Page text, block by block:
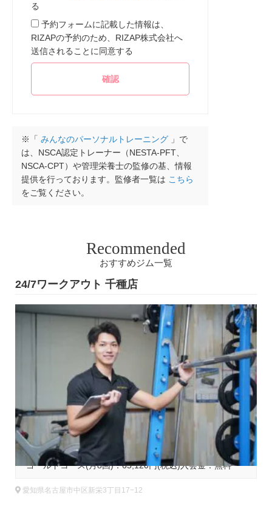
る
予約フォームに記載した情報は、
RIZAPの予約のため、RIZAP株式会社へ
送信されることに同意する
※「 みんなのパーソナルトレーニング 」で
は、NSCA認定トレーナー（NESTA-PFT、
NSCA-CPT）や管理栄養士の監修の基、情報
提供を行っております。監修者一覧は こちら
をご覧ください。
Recommended
おすすめジム一覧
24/7ワークアウト 千種店
基本コース料金
ゴールドコース(月8回)：65,120円(税込)入会金：無料
愛知県名古屋市中区新栄3丁目17−12